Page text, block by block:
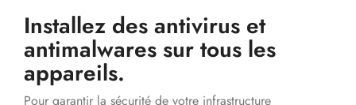
Installez des antivirus et
antimalwares sur tous les
appareils.
Pour garantir la sécurité de votre infrastructure